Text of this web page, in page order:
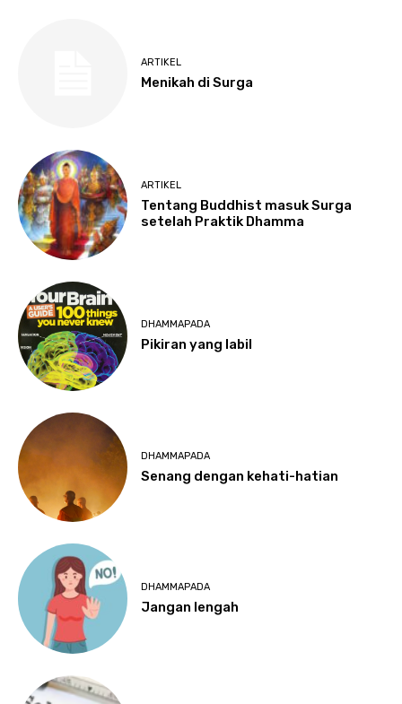
ARTIKEL
Menikah di Surga
ARTIKEL
Tentang Buddhist masuk Surga
setelah Praktik Dhamma
DHAMMAPADA
Pikiran yang labil
DHAMMAPADA
Senang dengan kehati-hatian
DHAMMAPADA
Jangan lengah